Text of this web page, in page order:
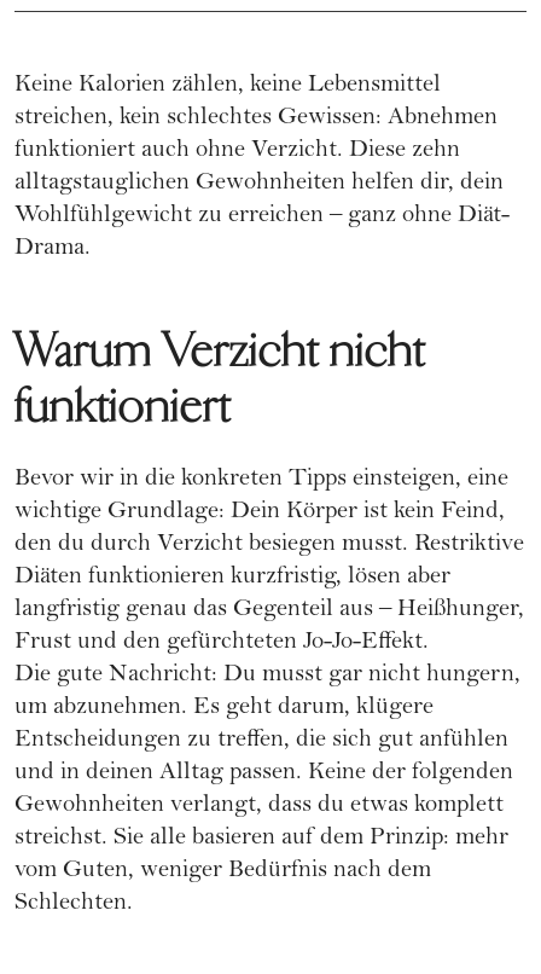
Keine Kalorien zählen, keine Lebensmittel
streichen, kein schlechtes Gewissen: Abnehmen
funktioniert auch ohne Verzicht. Diese zehn
alltagstauglichen Gewohnheiten helfen dir, dein
Wohlfühlgewicht zu erreichen – ganz ohne Diät-
Drama.
Warum Verzicht nicht
funktioniert
Bevor wir in die konkreten Tipps einsteigen, eine
wichtige Grundlage: Dein Körper ist kein Feind,
den du durch Verzicht besiegen musst. Restriktive
Diäten funktionieren kurzfristig, lösen aber
langfristig genau das Gegenteil aus – Heißhunger,
Frust und den gefürchteten Jo-Jo-Effekt.
Die gute Nachricht: Du musst gar nicht hungern,
um abzunehmen. Es geht darum, klügere
Entscheidungen zu treffen, die sich gut anfühlen
und in deinen Alltag passen. Keine der folgenden
Gewohnheiten verlangt, dass du etwas komplett
streichst. Sie alle basieren auf dem Prinzip: mehr
vom Guten, weniger Bedürfnis nach dem
Schlechten.